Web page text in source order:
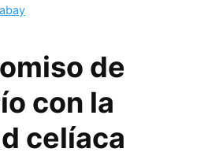
de
con la
celíaca